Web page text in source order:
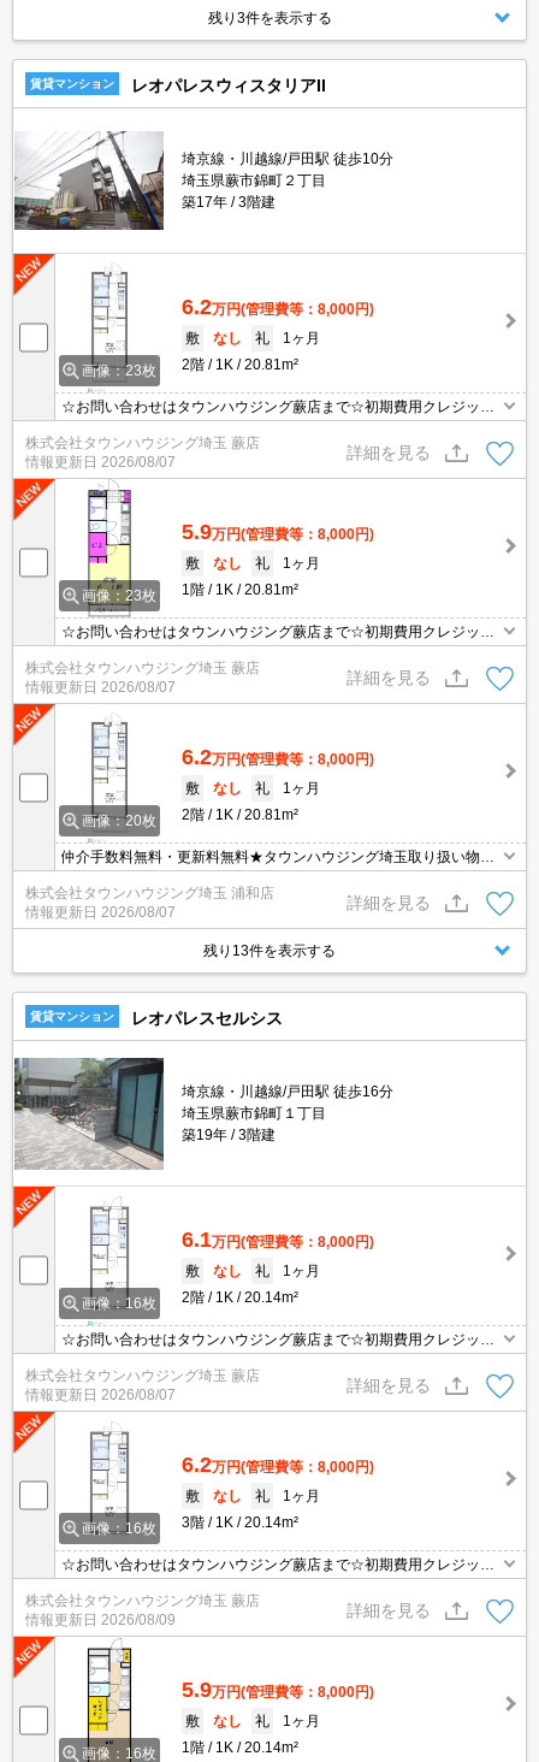
残り3件を表示する
賃貸マンション レオパレスウィスタリアII
埼京線・川越線/戸田駅 徒歩10分
埼玉県蕨市錦町２丁目
築17年
3階建
画像：23枚
6.2万円(管理費等：8,000円)
敷
なし 礼
1ヶ月
2階
1K 20.81m²
☆お問い合わせはタウンハウジング蕨店まで☆初期費用クレジット
決済相談☆オンラインでの内見・契約もお気軽にご相談ください！
株式会社タウンハウジング埼玉 蕨店
情報更新日 2026/08/07
詳細を見る
画像：23枚
5.9万円(管理費等：8,000円)
敷
なし 礼
1ヶ月
1階
1K 20.81m²
☆お問い合わせはタウンハウジング蕨店まで☆初期費用クレジット
決済相談☆オンラインでの内見・契約もお気軽にご相談ください！
株式会社タウンハウジング埼玉 蕨店
情報更新日 2026/08/07
詳細を見る
画像：20枚
6.2万円(管理費等：8,000円)
敷
なし 礼
1ヶ月
2階
1K 20.81m²
仲介手数料無料・更新料無料★タウンハウジング埼玉取り扱い物件
★他社掲載物件もまとめて紹介できます！
株式会社タウンハウジング埼玉 浦和店
情報更新日 2026/08/07
詳細を見る
残り13件を表示する
賃貸マンション レオパレスセルシス
埼京線・川越線/戸田駅 徒歩16分
埼玉県蕨市錦町１丁目
築19年
3階建
画像：16枚
6.1万円(管理費等：8,000円)
敷
なし 礼
1ヶ月
2階
1K 20.14m²
☆お問い合わせはタウンハウジング蕨店まで☆初期費用クレジット
決済相談☆オンラインでの内見・契約もお気軽にご相談ください！
株式会社タウンハウジング埼玉 蕨店
情報更新日 2026/08/07
詳細を見る
画像：16枚
6.2万円(管理費等：8,000円)
敷
なし 礼
1ヶ月
3階
1K 20.14m²
☆お問い合わせはタウンハウジング蕨店まで☆初期費用クレジット
決済相談☆オンラインでの内見・契約もお気軽にご相談ください！
株式会社タウンハウジング埼玉 蕨店
情報更新日 2026/08/09
詳細を見る
画像：16枚
5.9万円(管理費等：8,000円)
敷
なし 礼
1ヶ月
1階
1K 20.14m²